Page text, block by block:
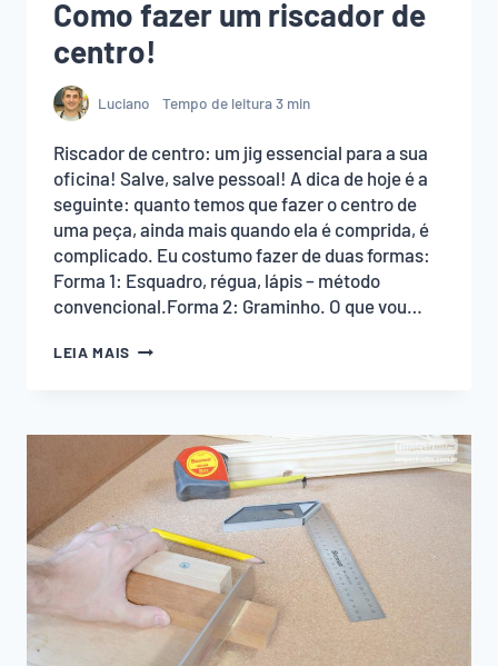
Como fazer um riscador de
centro!
Luciano Tempo de leitura3 min
Riscador de centro: um jig essencial para a sua
oficina! Salve, salve pessoal! A dica de hoje é a
seguinte: quanto temos que fazer o centro de
uma peça, ainda mais quando ela é comprida, é
complicado. Eu costumo fazer de duas formas:
Forma 1: Esquadro, régua, lápis – método
convencional.Forma 2: Graminho. O que vou…
LEIA MAIS COMO
DE
CENTRO!